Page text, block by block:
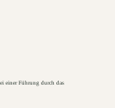
einer Führung durch das